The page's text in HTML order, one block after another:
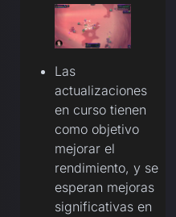
Las
actualizaciones
en curso tienen
como objetivo
mejorar el
rendimiento, y se
esperan mejoras
significativas en